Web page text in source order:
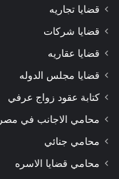
قضايا تجاريه
قضايا شركات
قضايا عقاريه
قضايا مجلس الدوله
كتابة عقود زواج عرفي
محامي الاجانب في مصر
محامي جنائي
محامي قضايا الاسره